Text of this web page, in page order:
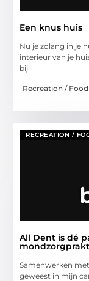
Een knus huis
Nu je zolang in je
interieur van je
bij
Recreation / Food
RECREATION /
All Dent is dé
Samenwerken
geweest in mijn